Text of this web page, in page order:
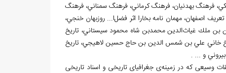
فرهنگ بهدنيان، فرهنگ كرماني، فرهنگ سمناني، فرهنگ
اصفهان، مهمان نامه بخارا اثر فضلا... روزبهان خنجي،
بن ملك غياثالدين محمدبن شاه محمود سيستاني، تاريخ
خاني علي بن شمس الدين بن حاج حسين لاهيجي، تاريخ
و ... .
ی جغرافیای تاریخی و اسناد تاریخی